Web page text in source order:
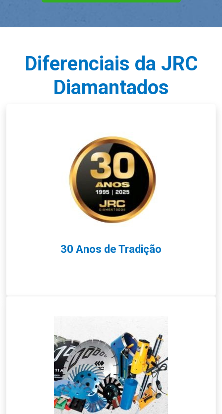
Diferenciais da JRC
Diamantados
30 Anos de Tradição